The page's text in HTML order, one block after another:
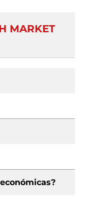
MARKET